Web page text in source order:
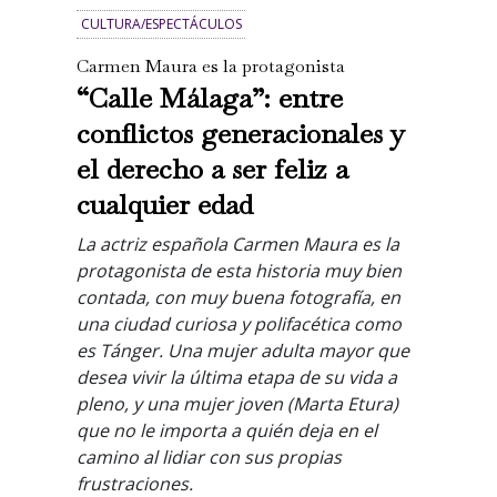
CULTURA/ESPECTÁCULOS
Carmen Maura es la protagonista
“Calle Málaga”: entre
conflictos generacionales y
el derecho a ser feliz a
cualquier edad
La actriz española Carmen Maura es la
protagonista de esta historia muy bien
contada, con muy buena fotografía, en
una ciudad curiosa y polifacética como
es Tánger. Una mujer adulta mayor que
desea vivir la última etapa de su vida a
pleno, y una mujer joven (Marta Etura)
que no le importa a quién deja en el
camino al lidiar con sus propias
frustraciones.